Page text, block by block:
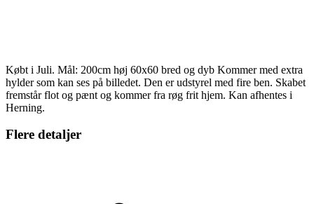
Købt i Juli. Mål: 200cm høj 60x60 bred og dyb Kommer med extra
hylder som kan ses på billedet. Den er udstyrel med fire ben. Skabet
fremstår flot og pænt og kommer fra røg frit hjem. Kan afhentes i
Herning.
Flere detaljer